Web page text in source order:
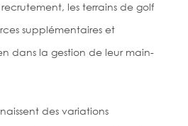
les terrains de golf
supplémentaires et
dans la gestion de leur main-
des variations